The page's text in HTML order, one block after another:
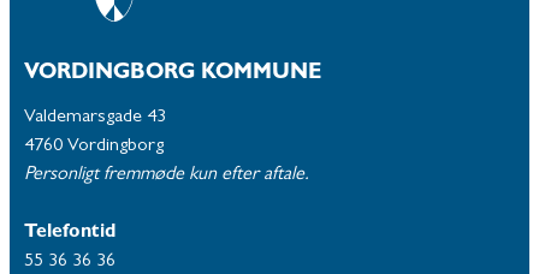
VORDINGBORG KOMMUNE
Valdemarsgade 43
4760 Vordingborg
Personligt fremmøde kun efter aftale.
Telefontid
55 36 36 36